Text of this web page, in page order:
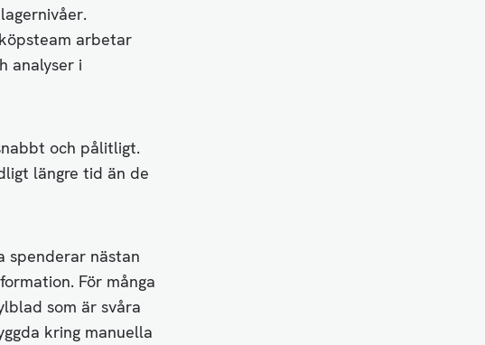
arbetar
analyser i
och pålitligt.
längre tid än de
spenderar nästan
För många
som är svåra
kring manuella